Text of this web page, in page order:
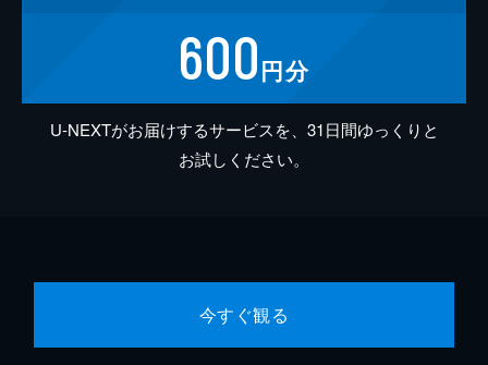
600円分
U-NEXTがお届けするサービスを、31日間ゆっくりと
お試しください。
今すぐ観る